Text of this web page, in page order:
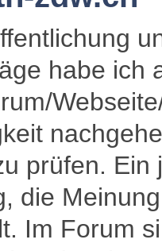
habe ich
prüfen.
die
Im Forum